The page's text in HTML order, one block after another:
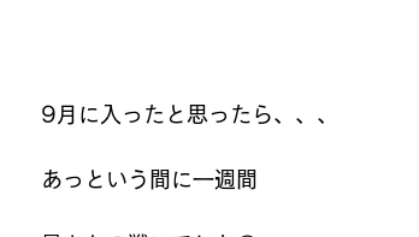
9月に入ったと思ったら、、、
あっという間に一週間